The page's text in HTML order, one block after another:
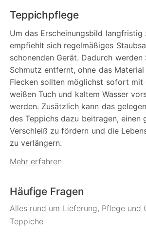
Teppichpflege
Um das Erscheinungsbild langfristig
empfiehlt sich regelmäßiges
schonenden Gerät. Dadurch werden
Schmutz entfernt, ohne das
Flecken sollten möglichst sofort mit
weißen Tuch und kaltem Wasser
werden. Zusätzlich kann das
des Teppichs dazu beitragen, einen
Verschleiß zu fördern und die
zu verlängern.
Mehr erfahren
Häufige Fragen
Alles rund um Lieferung, Pflege und
Teppiche